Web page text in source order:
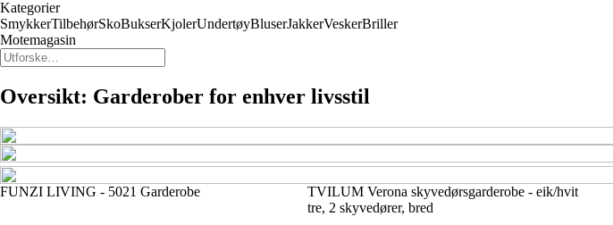
Kategorier
SmykkerTilbehørSkoBukserKjolerUndertøyBluserJakkerVeskerBriller
Motemagasin
Oversikt: Garderober for enhver livsstil
FUNZI LIVING - 5021 Garderobe
TVILUM Verona skyvedørsgarderobe - eik/hvit
tre, 2 skyvedører, bred